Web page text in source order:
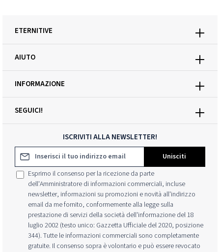
ISCRIVITI ALLA NEWSLETTER!
Indirizzo e-mail*
Unisciti
Esprimo il consenso per la ricezione da parte
dell'Amministratore di informazioni commerciali, incluse
newsletter, informazioni su promozioni e novità all'indirizzo
email da me fornito, conformemente alla legge sulla
prestazione di servizi della società dell'informazione del 18
luglio 2002 (testo unico: Gazzetta Ufficiale del 2020, posizione
344). Tutte le informazioni commerciali sono completamente
gratuite. Il consenso sopra è volontario e può essere revocato
SEGUICI!
ETERNITIVE
AIUTO
INFORMAZIONE